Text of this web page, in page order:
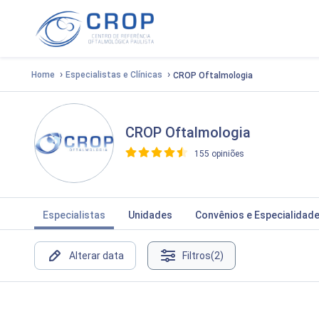
Home › Especialistas e Clínicas › CROP Oftalmologia
CROP Oftalmologia
155 opiniões
Especialistas Unidades Convênios e
Alterar data Filtros(2)